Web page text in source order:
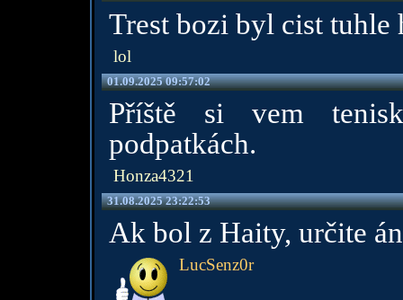
Trest bozi byl cist tuhle
lol
01.09.2025 09:57:02
Příště si vem
podpatkách.
Honza4321
31.08.2025 23:22:53
Ak bol z Haity, určite
LucSenz0r